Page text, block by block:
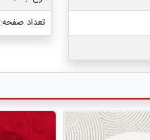
تعداد صفحه: